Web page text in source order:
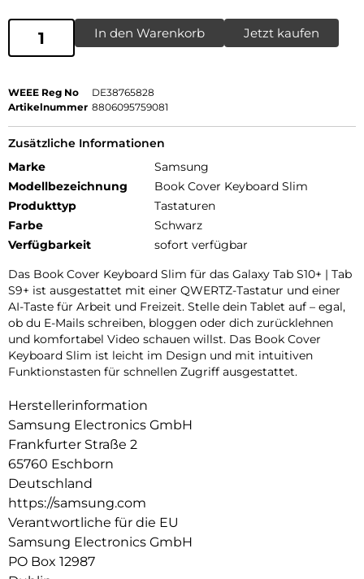
In den Warenkorb Jetzt kaufen
WEEE Reg No
DE38765828
Artikelnummer 8806095759081
Zusätzliche Informationen
Marke
Samsung
Modellbezeichnung
Book Cover Keyboard Slim
Produkttyp
Tastaturen
Farbe
Schwarz
Verfügbarkeit
sofort verfügbar
Das Book Cover Keyboard Slim für das Galaxy Tab S10+ | Tab
S9+ ist ausgestattet mit einer QWERTZ-Tastatur und einer
AI-Taste für Arbeit und Freizeit. Stelle dein Tablet auf – egal,
ob du E-Mails schreiben, bloggen oder dich zurücklehnen
und komfortabel Video schauen willst. Das Book Cover
Keyboard Slim ist leicht im Design und mit intuitiven
Funktionstasten für schnellen Zugriff ausgestattet.
Herstellerinformation
Samsung Electronics GmbH
Frankfurter Straße 2
65760 Eschborn
Deutschland
https://samsung.com
Verantwortliche für die EU
Samsung Electronics GmbH
PO Box 12987